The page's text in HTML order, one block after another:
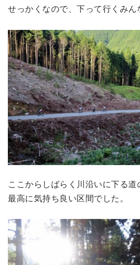
せっかくなので、下って行くみん
ここからしばらく川沿いに下る道
最高に気持ち良い区間でした。